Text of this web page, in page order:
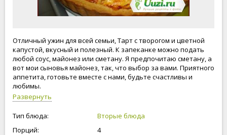
Отличный ужин для всей семьи, Тарт с творогом и цветной
капустой, вкусный и полезный. К запеканке можно подать
любой соус, майонез или сметану. Я предпочитаю сметану, а
вот мои сыновья майонез, так, что выбор за вами. Приятного
аппетита, готовьте вместе с нами, будьте счастливы и
любимы.
Развернуть
Тип блюда:
Вторые блюда
Порций:
4